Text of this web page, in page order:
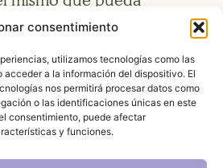
consentimiento
utilizamos tecnologías como las
a la información del dispositivo. El
nos permitirá procesar datos como
o las identificaciones únicas en este
consentimiento, puede afectar
y funciones.
presente página web.
Compromiso,
reconoce que ha